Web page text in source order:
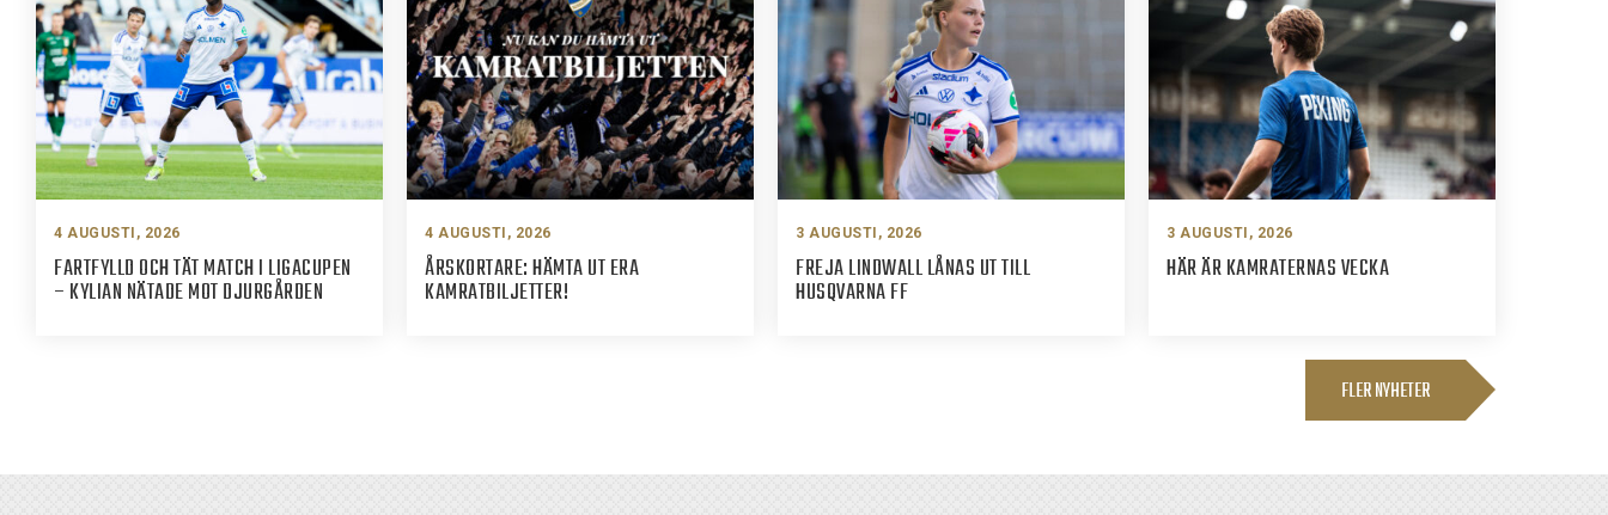
4 AUGUSTI, 2026
FARTFYLLD OCH TÄT MATCH I LIGACUPEN
– KYLIAN NÄTADE MOT DJURGÅRDEN
4 AUGUSTI, 2026
ÅRSKORTARE: HÄMTA UT ERA
KAMRATBILJETTER!
3 AUGUSTI, 2026
FREJA LINDWALL LÅNAS UT TILL
HUSQVARNA FF
3 AUGUSTI, 2026
HÄR ÄR KAMRATERNAS VECKA
FLER NYHETER